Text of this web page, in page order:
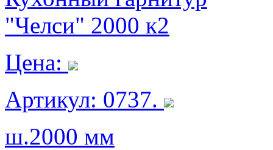
"Челси" 2000 к2
Цена:
Артикул: 0737.
ш.2000 мм